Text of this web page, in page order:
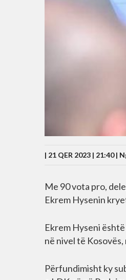
| 21 QER 2023 | 21:40 |
Me 90 vota pro,
Ekrem Hysenin
Ekrem Hyseni
në nivel të
Përfundimisht ky